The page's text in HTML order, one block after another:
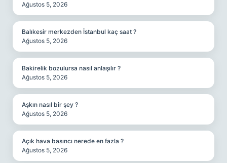
Ağustos 5, 2026
Balıkesir merkezden İstanbul kaç saat ?
Ağustos 5, 2026
Bakirelik bozulursa nasıl anlaşılır ?
Ağustos 5, 2026
Aşkın nasıl bir şey ?
Ağustos 5, 2026
Açık hava basıncı nerede en fazla ?
Ağustos 5, 2026